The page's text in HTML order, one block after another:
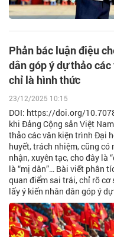
Phản bác luận điệu
dân góp ý dự thảo
chỉ là hình thức
23/12/2025 10:15
DOI: https://doi.org/
khi Đảng Cộng sản Việt
thảo các văn kiện trình Đại
huyết, trách nhiệm, cũng
nhận, xuyên tạc, cho đây là
là “mị dân”… Bài viết phân
quan điểm sai trái, chỉ rõ cơ
lấy ý kiến nhân dân góp ý